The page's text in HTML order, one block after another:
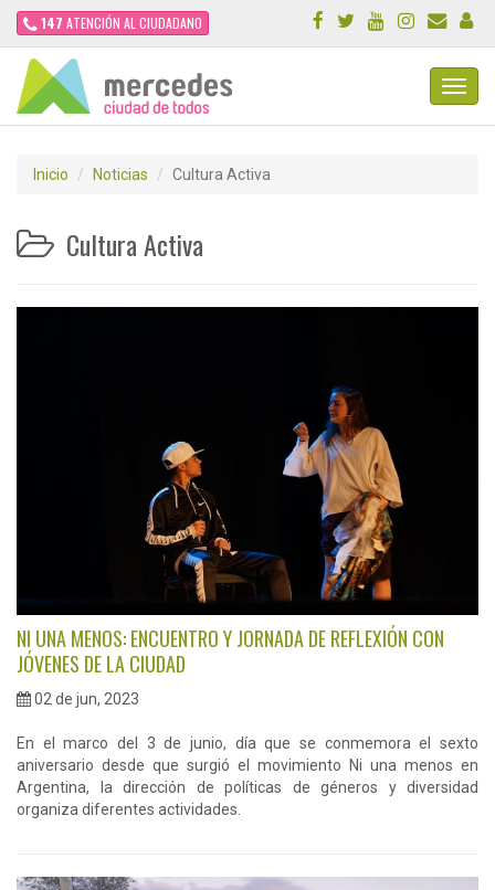
147 ATENCIÓN AL CIUDADANO
Inicio Noticias Cultura Activa
Cultura Activa
NI UNA MENOS: ENCUENTRO Y JORNADA DE REFLEXIÓN CON
JÓVENES DE LA CIUDAD
02 de jun, 2023
En el marco del 3 de junio, día que se conmemora el sexto
aniversario desde que surgió el movimiento Ni una menos en
Argentina, la dirección de políticas de géneros y diversidad
organiza diferentes actividades.